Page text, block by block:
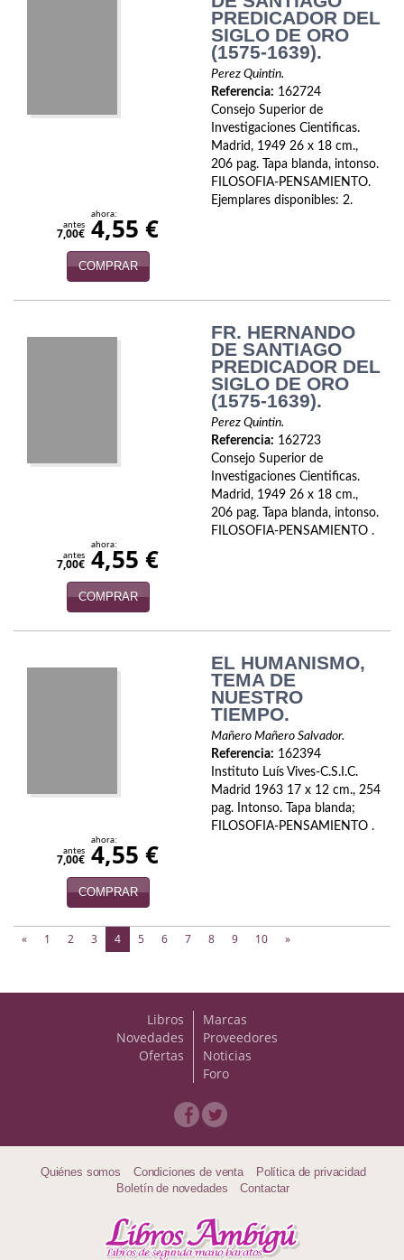
PREDICADOR DEL
SIGLO DE ORO
(1575-1639).
Perez Quintin.
Referencia: 162724
Consejo Superior de
Investigaciones Cientificas.
Madrid, 1949 26 x 18 cm.,
206 pag. Tapa blanda, intonso.
FILOSOFIA-PENSAMIENTO.
Ejemplares disponibles: 2.
antes
7,00€
ahora:
4,55 €
COMPRAR
FR. HERNANDO
DE SANTIAGO
PREDICADOR DEL
SIGLO DE ORO
(1575-1639).
Perez Quintin.
Referencia: 162723
Consejo Superior de
Investigaciones Cientificas.
Madrid, 1949 26 x 18 cm.,
206 pag. Tapa blanda, intonso.
FILOSOFIA-PENSAMIENTO .
antes
7,00€
ahora:
4,55 €
COMPRAR
EL HUMANISMO,
TEMA DE
NUESTRO
TIEMPO.
Mañero Mañero Salvador.
Referencia: 162394
Instituto Luís Vives-C.S.I.C.
Madrid 1963 17 x 12 cm., 254
pag. Intonso. Tapa blanda;
FILOSOFIA-PENSAMIENTO .
antes
7,00€
ahora:
4,55 €
COMPRAR
« 1 2 3 4(current)
5 6 7 8 9 10 »
Libros
Novedades
Ofertas
Marcas
Proveedores
Noticias
Foro
Quiénes somos Condiciones de venta
Política de privacidad
Boletín de novedades
Contactar